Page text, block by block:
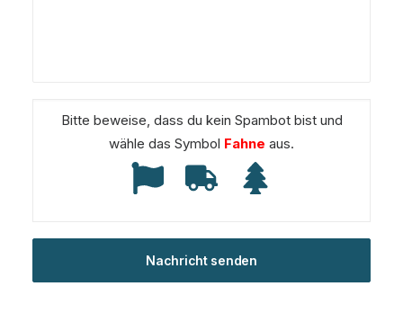
Bitte beweise, dass du kein Spambot bist und
wähle das Symbol Fahne aus.